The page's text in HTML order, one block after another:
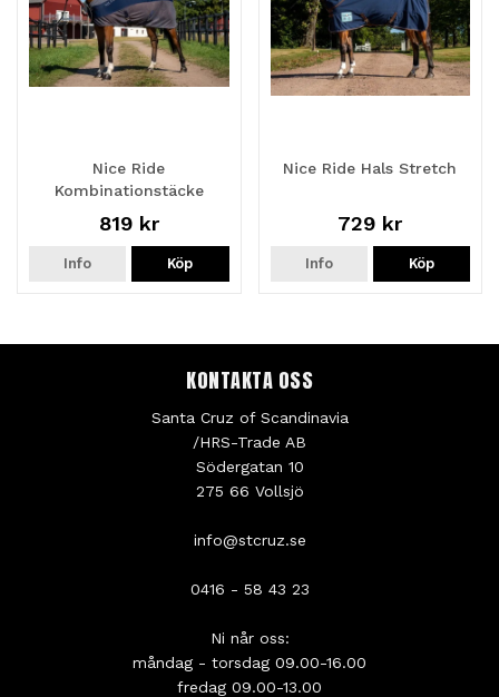
Nice Ride
Kombinationstäcke
819 kr
Info Köp
Nice Ride Hals Stretch
729 kr
Info Köp
KONTAKTA OSS
Santa Cruz of Scandinavia
/HRS-Trade AB
Södergatan 10
275 66 Vollsjö
info@stcruz.se
0416 - 58 43 23
Ni når oss:
måndag - torsdag 09.00-16.00
fredag 09.00-13.00